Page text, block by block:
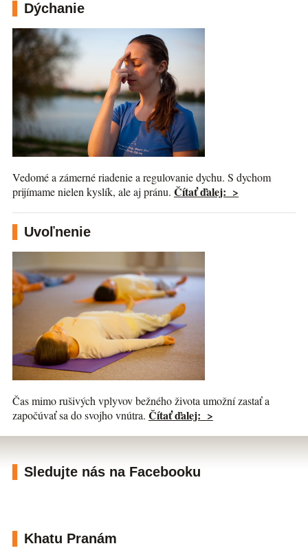
Dýchanie
Vedomé a zámerné riadenie a regulovanie dychu. S dychom
prijímame nielen kyslík, ale aj pránu. Čítať ďalej: >
Uvoľnenie
Čas mimo rušivých vplyvov bežného života umožní zastať a
započúvať sa do svojho vnútra. Čítať ďalej: >
Sledujte nás na Facebooku
Khatu Pranám